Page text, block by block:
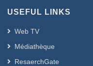
USEFUL LINKS
Web TV
Médiathèque
ResaerchGate